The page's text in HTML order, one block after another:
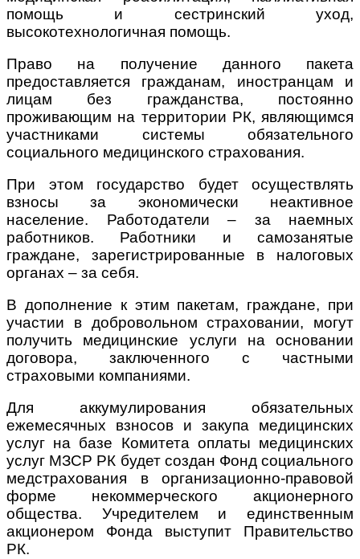
помощь и сестринский уход,
высокотехнологичная помощь.
Право на получение данного пакета
предоставляется гражданам, иностранцам и
лицам без гражданства, постоянно
проживающим на территории РК, являющимся
участниками системы обязательного
социального медицинского страхования.
При этом государство будет осуществлять
взносы за экономически неактивное
население. Работодатели – за наемных
работников. Работники и самозанятые
граждане, зарегистрированные в налоговых
органах – за себя.
В дополнение к этим пакетам, граждане, при
участии в добровольном страховании, могут
получить медицинские услуги на основании
договора, заключенного с частными
страховыми компаниями.
Для аккумулирования обязательных
ежемесячных взносов и закупа медицинских
услуг на базе Комитета оплаты медицинских
услуг МЗСР РК будет создан Фонд социального
медстрахования в организационно-правовой
форме некоммерческого акционерного
общества. Учредителем и единственным
акционером Фонда выступит Правительство
РК.